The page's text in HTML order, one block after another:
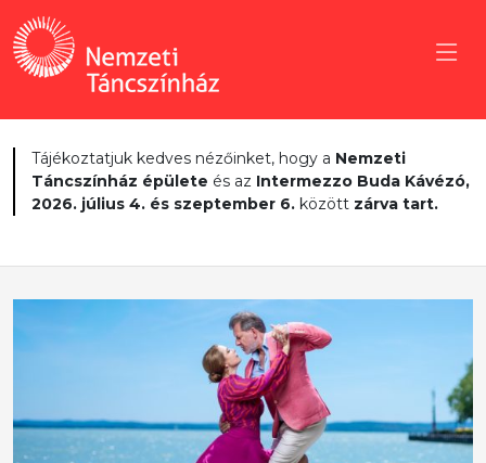
Tájékoztatjuk kedves nézőinket, hogy a Nemzeti
Táncszínház épülete és az Intermezzo Buda Kávézó,
2026. július 4. és szeptember 6. között zárva tart.